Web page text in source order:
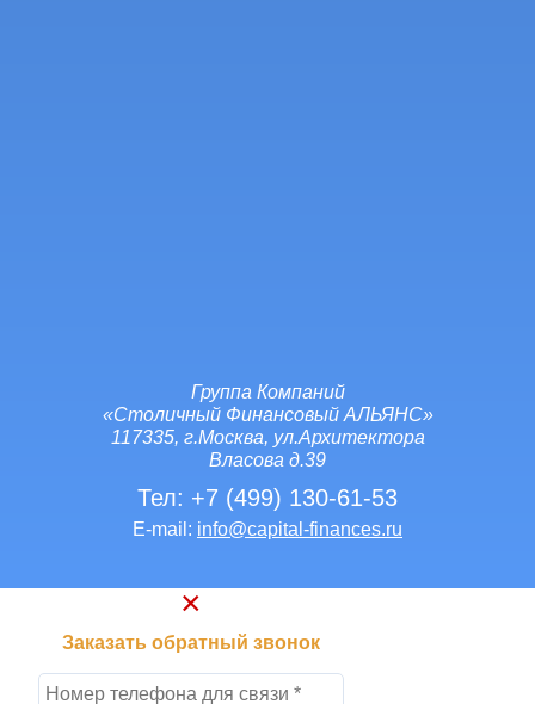
Группа Компаний
«Столичный Финансовый АЛЬЯНС»
117335, г.Москва, ул.Архитектора
Власова д.39
Тел: +7 (499) 130-61-53
E-mail: info@capital-finances.ru
Заказать обратный звонок